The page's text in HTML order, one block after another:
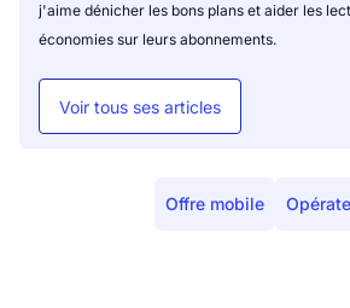
j'aime dénicher les bons plans et aider les
économies sur leurs abonnements.
Voir tous ses articles
Offre mobile